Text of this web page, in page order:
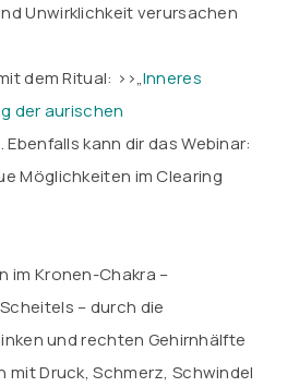
Unwirklichkeit verursachen
dem Ritual: >>„Inneres
der aurischen
kann dir das Webinar:
Möglichkeiten im Clearing
im Kronen-Chakra –
– durch die
und rechten Gehirnhälfte
mit Druck, Schmerz, Schwindel